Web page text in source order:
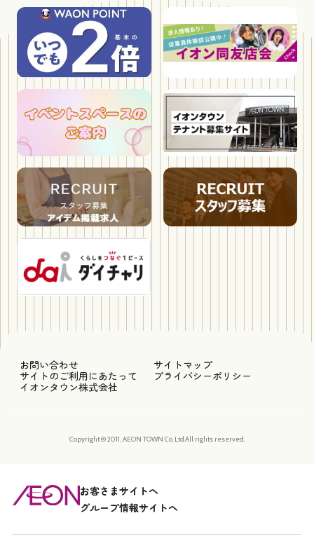
お問い合わせ
サイトマップ
サイトのご利用にあたって
プライバシーポリシー
イオンタウン株式会社
Copyright © 2011, AEON TOWN Co.,Ltd.All rights reserved.
お客さまサイトへ
グループ情報サイトへ